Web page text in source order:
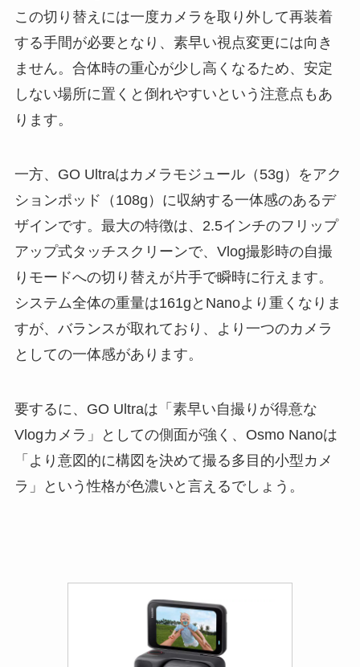
この切り替えには一度カメラを取り外して再装着
する手間が必要となり、素早い視点変更には向き
ません。合体時の重心が少し高くなるため、安定
しない場所に置くと倒れやすいという注意点もあ
ります。
一方、GO Ultraはカメラモジュール（53g）をアク
ションポッド（108g）に収納する一体感のあるデ
ザインです。最大の特徴は、2.5インチのフリップ
アップ式タッチスクリーンで、Vlog撮影時の自撮
りモードへの切り替えが片手で瞬時に行えます。
システム全体の重量は161gとNanoより重くなりま
すが、バランスが取れており、より一つのカメラ
としての一体感があります。
要するに、GO Ultraは「素早い自撮りが得意な
Vlogカメラ」としての側面が強く、Osmo Nanoは
「より意図的に構図を決めて撮る多目的小型カメ
ラ」という性格が色濃いと言えるでしょう。